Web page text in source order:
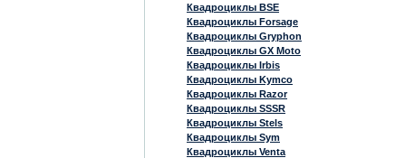
Квадроциклы BSE
Квадроциклы Forsage
Квадроциклы Gryphon
Квадроциклы GX Moto
Квадроциклы Irbis
Квадроциклы Kymco
Квадроциклы Razor
Квадроциклы SSSR
Квадроциклы Stels
Квадроциклы Sym
Квадроциклы Venta